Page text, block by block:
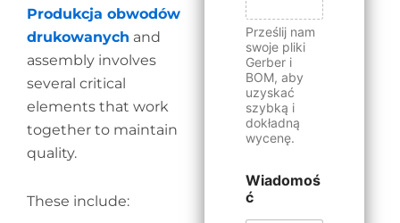
Produkcja obwodów
drukowanych and
assembly involves
several critical
elements that work
together to maintain
quality.
These include:
Prześlij nam
swoje pliki
Gerber i
BOM, aby
uzyskać
szybką i
dokładną
wycenę.
Wiadomoś
ć